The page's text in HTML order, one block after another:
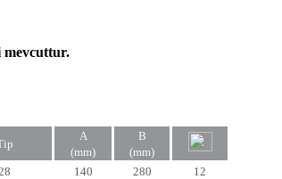
mevcuttur.
A
(mm)
B
(mm)
140 280
12